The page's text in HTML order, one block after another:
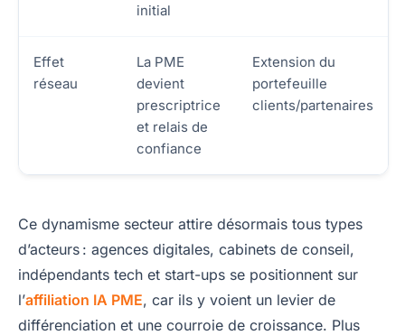
initial
Effet
réseau
La PME
devient
prescriptrice
et relais de
confiance
Extension du
portefeuille
clients/partenaires
Ce dynamisme secteur attire désormais tous types
d’acteurs : agences digitales, cabinets de conseil,
indépendants tech et start-ups se positionnent sur
l’affiliation IA PME, car ils y voient un levier de
différenciation et une courroie de croissance. Plus